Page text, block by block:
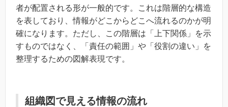
者が配置される形が一般的です。これは階層的な構造
を表しており、情報がどこからどこへ流れるのかが明
確になります。ただし、この階層は「上下関係」を示
すものではなく、「責任の範囲」や「役割の違い」を
整理するための図解表現です。
組織図で見える情報の流れ